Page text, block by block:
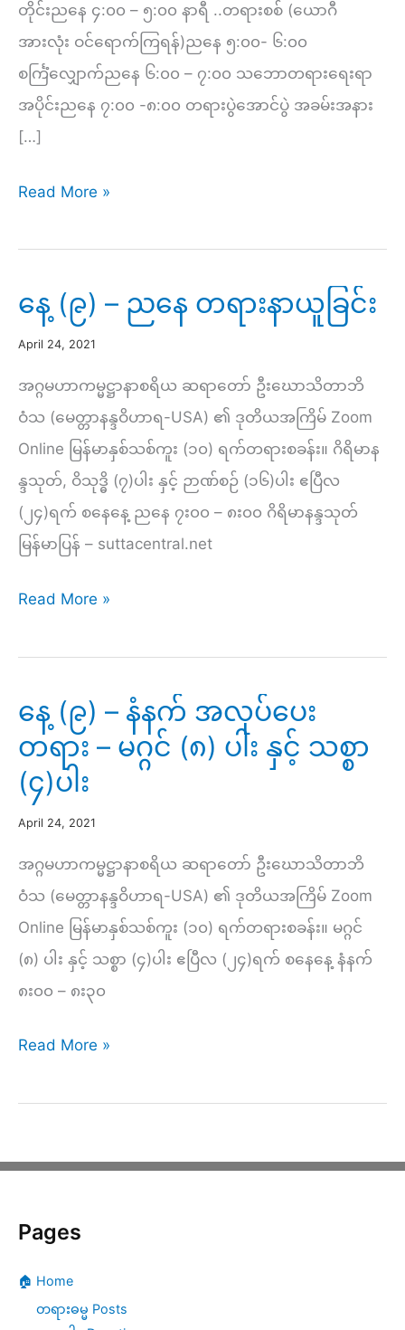
တိုင်းညနေ ၄:၀၀ – ၅:၀၀ နာရီ ..တရားစစ် (ယောဂီ
အားလုံး ဝင်ရောက်ကြရန်)ညနေ ၅:၀၀- ၆:၀၀
စင်္ကြံလျှောက်ညနေ ၆:၀၀ – ၇:၀၀ သဘောတရားရေးရာ
အပိုင်းညနေ ၇:၀၀ -၈:၀၀ တရားပွဲအောင်ပွဲ အခမ်းအနား
[…]
မြန်မာ
(၁၀)
တရား
စခန်း
အောင်ပွဲ
နေ့
Read More »
နေ့ (၉) – ညနေ တရားနာယူခြင်း
April 24, 2021
အဂ္ဂမဟာကမ္မဋ္ဌာနာစရိယ ဆရာတော် ဦးဃောသိတာဘိ
ဝံသ (မေတ္တာနန္ဒဝိဟာရ-USA) ၏ ဒုတိယအကြိမ် Zoom
Online မြန်မာနှစ်သစ်ကူး (၁၀) ရက်တရားစခန်း။ ဂိရိမာန
န္ဒသုတ်, ဝိသုဒ္ဓိ (၇)ပါး နှင့် ဉာဏ်စဉ် (၁၆)ပါး ဧပြီလ
(၂၄)ရက် စနေနေ့ ညနေ ၇း၀၀ – ၈း၀၀ ဂိရိမာနန္ဒသုတ်
မြန်မာပြန် – suttacentral.net
နေ့
–
တရားနာ
ယူ
ခြင်း
Read More »
နေ့ (၉) – နံနက် အလုပ်ပေး
တရား – မဂ္ဂင် (၈) ပါး နှင့် သစ္စာ
(၄)ပါး
April 24, 2021
အဂ္ဂမဟာကမ္မဋ္ဌာနာစရိယ ဆရာတော် ဦးဃောသိတာဘိ
ဝံသ (မေတ္တာနန္ဒဝိဟာရ-USA) ၏ ဒုတိယအကြိမ် Zoom
Online မြန်မာနှစ်သစ်ကူး (၁၀) ရက်တရားစခန်း။ မဂ္ဂင်
(၈) ပါး နှင့် သစ္စာ (၄)ပါး ဧပြီလ (၂၄)ရက် စနေနေ့ နံနက်
၈း၀၀ – ၈း၃၀
နေ့
–
အလုပ်
တရား
Read More »
Pages
🏠 Home
တရားဓမ္မ Posts